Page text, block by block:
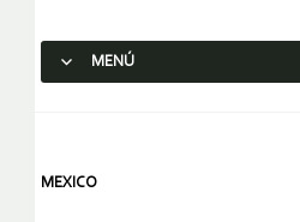
MENÚ
MEXICO